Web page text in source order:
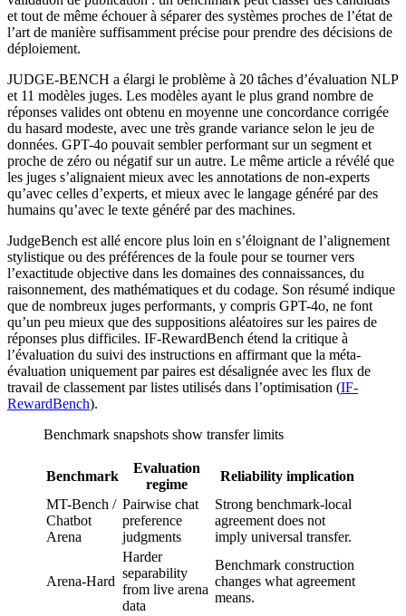
et tout de même échouer à séparer des systèmes proches de l’état de
l’art de manière suffisamment précise pour prendre des décisions de
déploiement.
JUDGE-BENCH a élargi le problème à 20 tâches d’évaluation NLP
et 11 modèles juges. Les modèles ayant le plus grand nombre de
réponses valides ont obtenu en moyenne une concordance corrigée
du hasard modeste, avec une très grande variance selon le jeu de
données. GPT-4o pouvait sembler performant sur un segment et
proche de zéro ou négatif sur un autre. Le même article a révélé que
les juges s’alignaient mieux avec les annotations de non-experts
qu’avec celles d’experts, et mieux avec le langage généré par des
humains qu’avec le texte généré par des machines.
JudgeBench est allé encore plus loin en s’éloignant de l’alignement
stylistique ou des préférences de la foule pour se tourner vers
l’exactitude objective dans les domaines des connaissances, du
raisonnement, des mathématiques et du codage. Son résumé indique
que de nombreux juges performants, y compris GPT-4o, ne font
qu’un peu mieux que des suppositions aléatoires sur les paires de
réponses plus difficiles. IF-RewardBench étend la critique à
l’évaluation du suivi des instructions en affirmant que la méta-
évaluation uniquement par paires est désalignée avec les flux de
travail de classement par listes utilisés dans l’optimisation (IF-
RewardBench).
Benchmark snapshots show transfer limits
Benchmark
Evaluation
regime
Reliability implication
MT-Bench /
Chatbot
Arena
Pairwise chat
preference
judgments
Strong benchmark-local
agreement does not
imply universal transfer.
Arena-Hard
Harder
separability
from live arena
data
Benchmark construction
changes what agreement
means.